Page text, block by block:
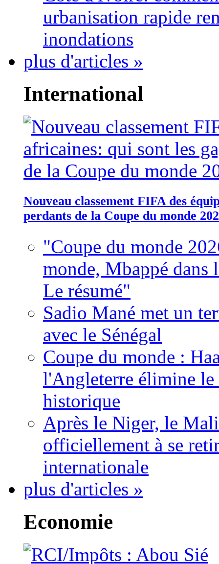
urbanisation rapide
inondations
plus d'articles »
International
Nouveau classement FIFA des
perdants de la Coupe du monde
"Coupe du monde
monde, Mbappé dans
Le résumé"
Sadio Mané met un
avec le Sénégal
Coupe du monde :
l'Angleterre élimine
historique
Après le Niger, le
officiellement à se
internationale
plus d'articles »
Economie